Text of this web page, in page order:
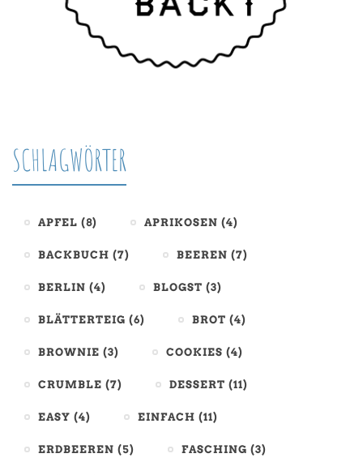
SCHLAGWÖRTER
APFEL (8) APRIKOSEN (4)
BACKBUCH (7) BEEREN (7)
BERLIN (4) BLOGST (3)
BLÄTTERTEIG (6) BROT (4)
BROWNIE (3) COOKIES (4)
CRUMBLE (7) DESSERT (11)
EASY (4) EINFACH (11)
ERDBEEREN (5) FASCHING (3)